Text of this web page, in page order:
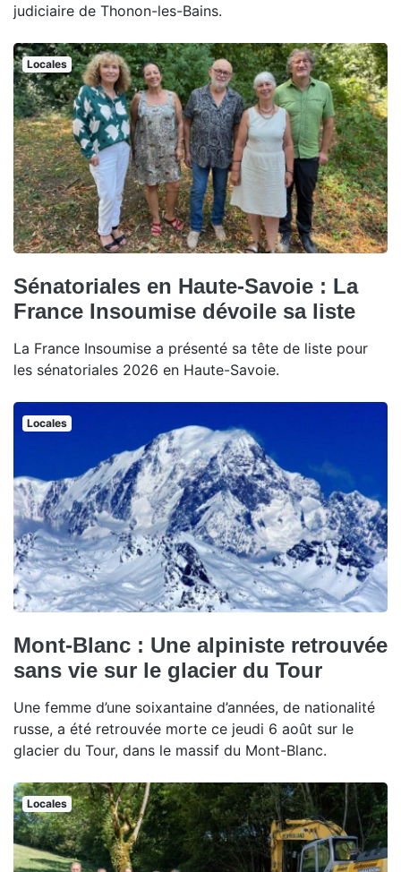
judiciaire de Thonon-les-Bains.
Locales
Sénatoriales en Haute-Savoie : La
France Insoumise dévoile sa liste
La France Insoumise a présenté sa tête de liste pour
les sénatoriales 2026 en Haute-Savoie.
Locales
Mont-Blanc : Une alpiniste retrouvée
sans vie sur le glacier du Tour
Une femme d’une soixantaine d’années, de nationalité
russe, a été retrouvée morte ce jeudi 6 août sur le
glacier du Tour, dans le massif du Mont-Blanc.
Locales